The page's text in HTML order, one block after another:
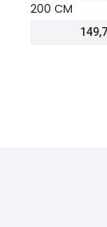
200 CM